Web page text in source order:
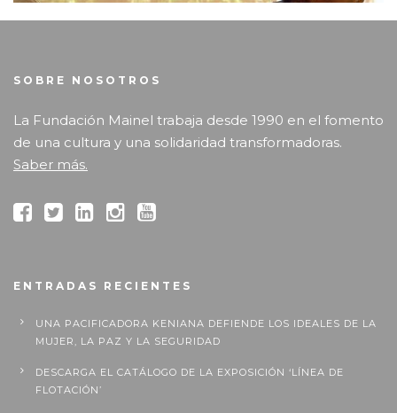
SOBRE NOSOTROS
La Fundación Mainel trabaja desde 1990 en el fomento
de una cultura y una solidaridad transformadoras.
Saber más.
ENTRADAS RECIENTES
UNA PACIFICADORA KENIANA DEFIENDE LOS IDEALES DE LA
MUJER, LA PAZ Y LA SEGURIDAD
DESCARGA EL CATÁLOGO DE LA EXPOSICIÓN ‘LÍNEA DE
FLOTACIÓN’